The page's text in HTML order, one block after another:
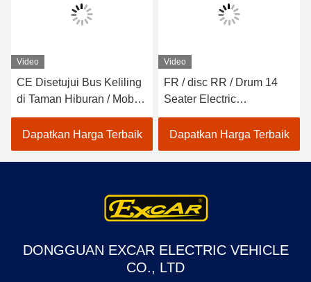
Video
CE Disetujui Bus Keliling
di Taman Hiburan / Mobil
Shuttle Listrik
Dapatkan Harga Terbaik
Video
FR / disc RR / Drum 14
Seater Electric
Sightseeing Bus Dengan
Kursi Sofa
Dapatkan Harga Terbaik
DONGGUAN EXCAR ELECTRIC VEHICLE
CO., LTD